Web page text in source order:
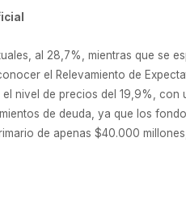
al 28,7%, mientras que se
el Relevamiento de
nivel de precios del 19,9%, con
de deuda, ya que los
de apenas $40.000